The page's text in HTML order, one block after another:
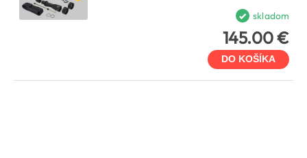
skladom
145.00 €
DO KOŠÍKA